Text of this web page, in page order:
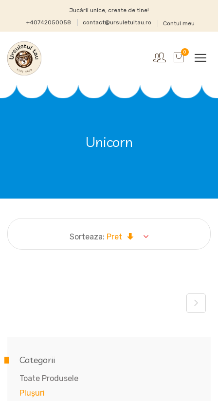
Jucării unice, create de tine!
+40742050058
contact@ursuletultau.ro Contul meu
0
Unicorn
Sorteaza: Pret
Categorii
Toate Produsele
Plușuri